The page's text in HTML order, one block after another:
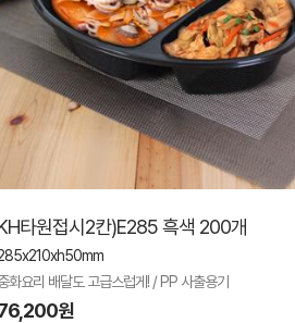
타원접시2칸)E285 흑색 200개
화요리 배달도 고급스럽게! / PP 사출용기
원